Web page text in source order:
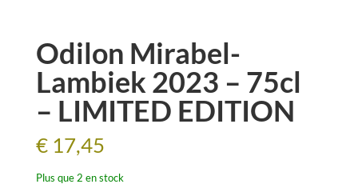
Odilon Mirabel-
Lambiek 2023 – 75cl
– LIMITED EDITION
€17,45
Plus que 2 en stock